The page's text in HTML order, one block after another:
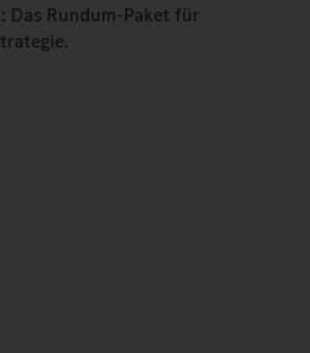
Das Rundum-Paket für